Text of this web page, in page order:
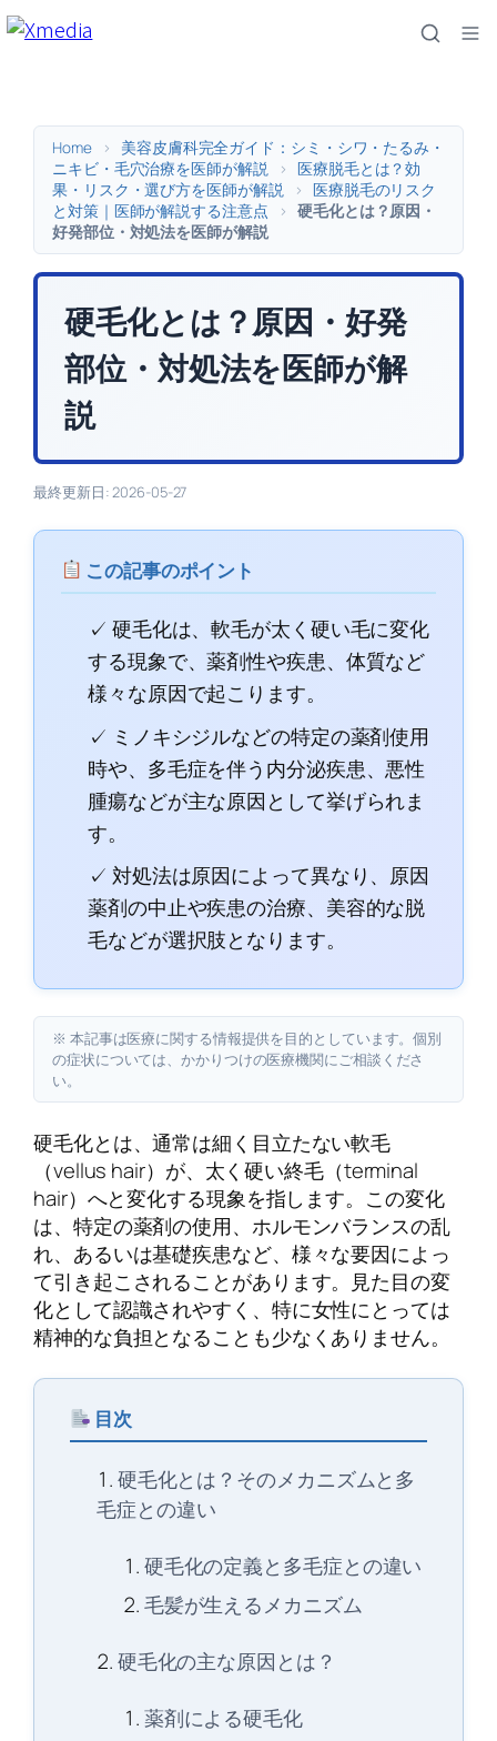
内
Home >
美容皮膚科完全ガイド：シミ・シワ・たるみ・
ニキビ・毛穴治療を医師が解説
>
医療脱毛とは？効
果・リスク・選び方を医師が解説
>
医療脱毛のリスク
と対策｜医師が解説する注意点
>
硬毛化とは？原因・
好発部位・対処法を医師が解説
硬毛化とは？原因・好発
部位・対処法を医師が解
説
最終更新日: 2026-05-27
この記事のポイント
✓ 硬毛化は、軟毛が太く硬い毛に変化
する現象で、薬剤性や疾患、体質など
様々な原因で起こります。
✓ ミノキシジルなどの特定の薬剤使用
時や、多毛症を伴う内分泌疾患、悪性
腫瘍などが主な原因として挙げられま
す。
✓ 対処法は原因によって異なり、原因
薬剤の中止や疾患の治療、美容的な脱
毛などが選択肢となります。
※ 本記事は医療に関する情報提供を目的としています。個別
の症状については、かかりつけの医療機関にご相談くださ
い。
硬毛化とは、通常は細く目立たない軟毛
（vellus hair）が、太く硬い終毛（terminal
hair）へと変化する現象を指します。この変化
は、特定の薬剤の使用、ホルモンバランスの乱
れ、あるいは基礎疾患など、様々な要因によっ
て引き起こされることがあります。見た目の変
化として認識されやすく、特に女性にとっては
精神的な負担となることも少なくありません。
目次
硬毛化とは？そのメカニズムと多
毛症との違い
硬毛化の定義と多毛症との違い
毛髪が生えるメカニズム
硬毛化の主な原因とは？
薬剤による硬毛化